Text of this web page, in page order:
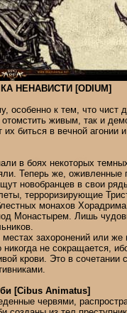
НЕНАВИСТИ [ODIUM]
особенно к тем, что чист
живым, так и
биться в вечной агонии
в боях некоторых
Теперь же, оживленные
новобранцев в свои
терроризирующие
монахов
Монастырем. Лишь
захоронений или
не сокращается,
крови. Это в сочетании
[Cibus Animatus]
червями,